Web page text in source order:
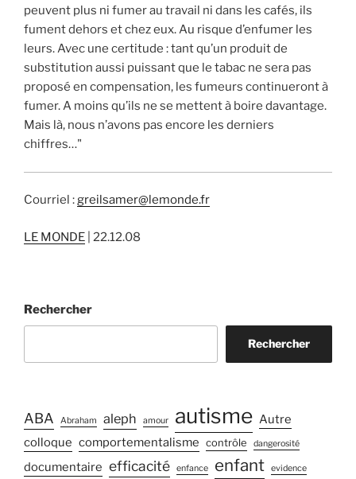
peuvent plus ni fumer au travail ni dans les cafés, ils
fument dehors et chez eux. Au risque d’enfumer les
leurs. Avec une certitude : tant qu’un produit de
substitution aussi puissant que le tabac ne sera pas
proposé en compensation, les fumeurs continueront à
fumer. A moins qu’ils ne se mettent à boire davantage.
Mais là, nous n’avons pas encore les derniers
chiffres…"
Courriel :greilsamer@lemonde.fr
LE MONDE | 22.12.08
Rechercher
Rechercher
ABA Abraham aleph amour autisme Autre
colloque comportementalisme contrôle dangerosité
documentaire efficacité enfance enfant evidence